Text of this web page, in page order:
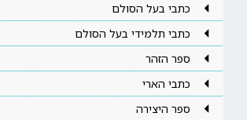
כתבי בעל הסולם
כתבי תלמידי בעל הסולם
ספר הזהר
כתבי הארי
ספר היצירה